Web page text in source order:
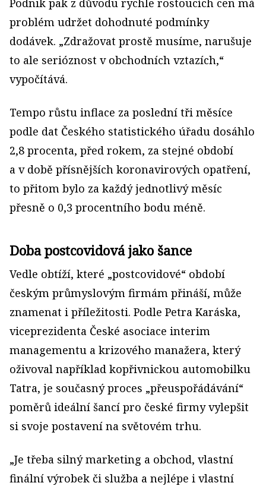
Podnik pak z důvodu rychle rostoucích cen má
problém udržet dohodnuté podmínky
dodávek. „Zdražovat prostě musíme, narušuje
to ale serióznost v obchodních vztazích,“
vypočítává.
Tempo růstu inflace za poslední tři měsíce
podle dat Českého statistického úřadu dosáhlo
2,8 procenta, před rokem, za stejné období
a v době přísnějších koronavirových opatření,
to přitom bylo za každý jednotlivý měsíc
přesně o 0,3 procentního bodu méně.
Doba postcovidová jako šance
Vedle obtíží, které „postcovidové“ období
českým průmyslovým firmám přináší, může
znamenat i příležitosti. Podle Petra Karáska,
viceprezidenta České asociace interim
managementu a krizového manažera, který
oživoval například kopřivnickou automobilku
Tatra, je současný proces „přeuspořádávání“
poměrů ideální šancí pro české firmy vylepšit
si svoje postavení na světovém trhu.
„Je třeba silný marketing a obchod, vlastní
finální výrobek či služba a nejlépe i vlastní